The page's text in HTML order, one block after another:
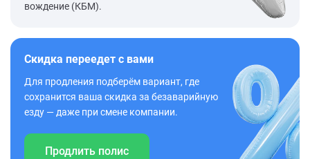
вождение (КБМ).
Скидка переедет с вами
Для продления подберём вариант, где
сохранится ваша скидка за безаварийную
езду — даже при смене компании.
Продлить полис